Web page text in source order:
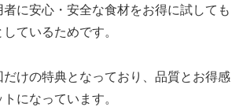
者に安心・安全な食材をお得に試しても
ているためです。
けの特典となっており、品質とお得感
になっています。